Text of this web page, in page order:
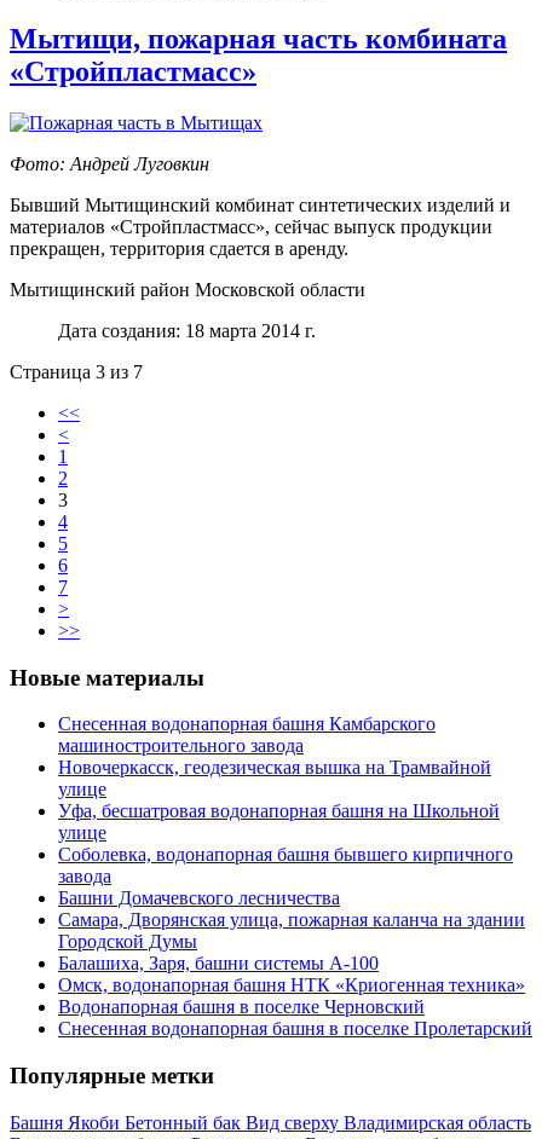
Мытищи, пожарная часть комбината
«Стройпластмасс»
Фото: Андрей Луговкин
Бывший Мытищинский комбинат синтетических изделий и
материалов «Стройпластмасс», сейчас выпуск продукции
прекращен, территория сдается в аренду.
Мытищинский район Московской области
Дата создания: 18 марта 2014 г.
Страница 3 из 7
<<
<
1
2
3
4
5
6
7
>
>>
Новые материалы
Снесенная водонапорная башня Камбарского
машиностроительного завода
Новочеркасск, геодезическая вышка на Трамвайной
улице
Уфа, бесшатровая водонапорная башня на Школьной
улице
Соболевка, водонапорная башня бывшего кирпичного
завода
Башни Домачевского лесничества
Самара, Дворянская улица, пожарная каланча на здании
Городской Думы
Балашиха, Заря, башни системы А-100
Омск, водонапорная башня НТК «Криогенная техника»
Водонапорная башня в поселке Черновский
Снесенная водонапорная башня в поселке Пролетарский
Популярные метки
Башня Якоби Бетонный бак Вид сверху Владимирская область